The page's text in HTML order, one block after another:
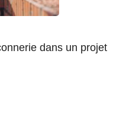
dans un projet